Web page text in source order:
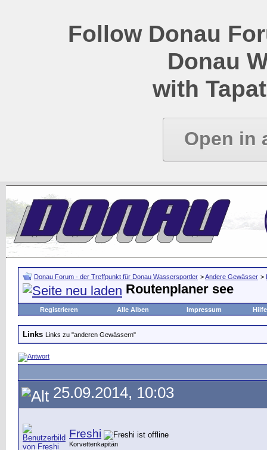
Follow Donau
Donau
with
Open in
Donau Forum - der Treffpunkt für Donau Wassersportler >Andere Gewässer >
Routenplaner see
Registrieren Alle Alben Impressum Hilfe
Links Links zu "anderen Gewässern"
25.09.2014, 10:03
Freshi
Korvettenkapitän